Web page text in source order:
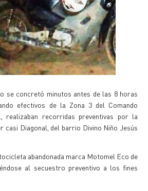
se concretó minutos antes de las 8 horas
efectivos de la Zona 3 del Comando
realizaban recorridas preventivas por la
casi Diagonal, del barrio Divino Niño Jesús
abandonada marca Motomel Eco de
al secuestro preventivo a los fines